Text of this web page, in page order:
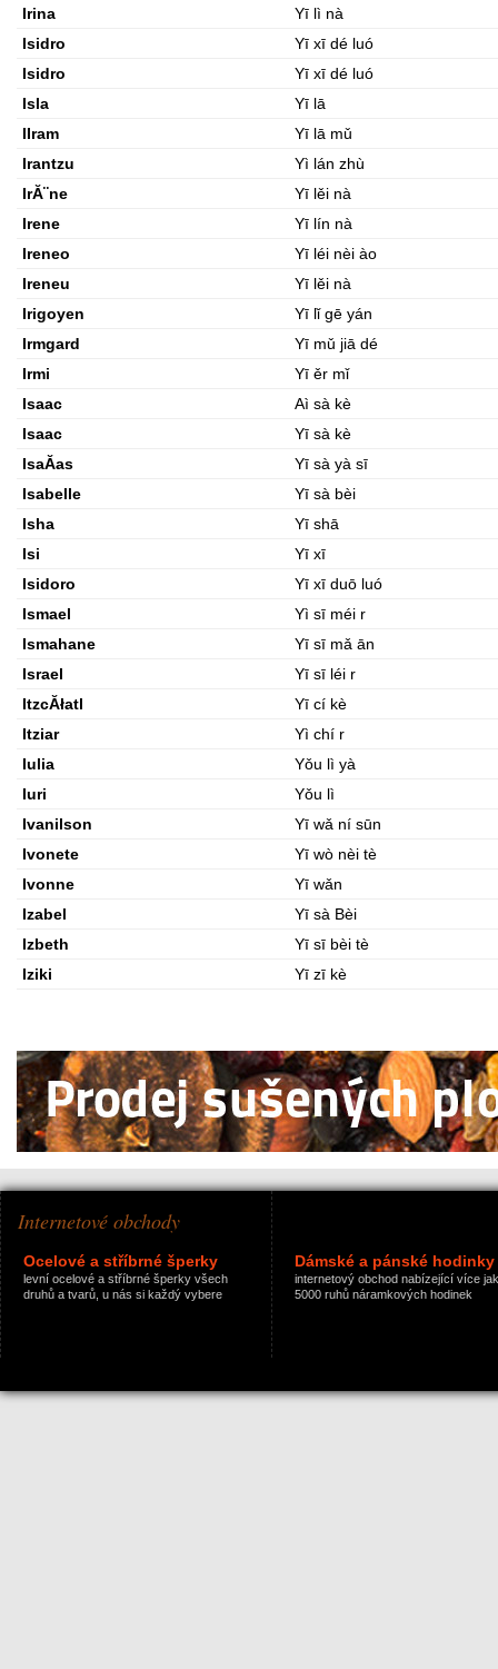
Irina
Yī lì nà
Isidro
Yī xī dé luó
Isidro
Yī xī dé luó
Isla
Yī lā
IIram
Yī lā mǔ
Irantzu
Yì lán zhù
IrĂ¨ne
Yī lěi nà
Irene
Yī lín nà
Ireneo
Yī léi nèi ào
Ireneu
Yī lěi nà
Irigoyen
Yī lǐ gē yán
Irmgard
Yī mǔ jiā dé
Irmi
Yī ěr mǐ
Isaac
Aì sà kè
Isaac
Yī sà kè
IsaĂ­as
Yī sà yà sī
Isabelle
Yī sà bèi
Isha
Yī shā
Isi
Yī xī
Isidoro
Yī xī duō luó
Ismael
Yì sī méi r
Ismahane
Yī sī mǎ ān
Israel
Yī sī léi r
ItzcĂłatl
Yī cí kè
Itziar
Yì chí r
Iulia
Yǒu lì yà
Iuri
Yǒu lì
Ivanilson
Yī wǎ ní sūn
Ivonete
Yī wò nèi tè
Ivonne
Yī wǎn
Izabel
Yī sà Bèi
Izbeth
Yī sī bèi tè
Iziki
Yī zī kè
Internetové obchody
Ocelové a stříbrné šperky
levní ocelové a stříbrné šperky všech
druhů a tvarů, u nás si každý vybere
Dámské a pánské hodinky
internetový obchod nabízející více jak
5000 ruhů náramkových hodinek